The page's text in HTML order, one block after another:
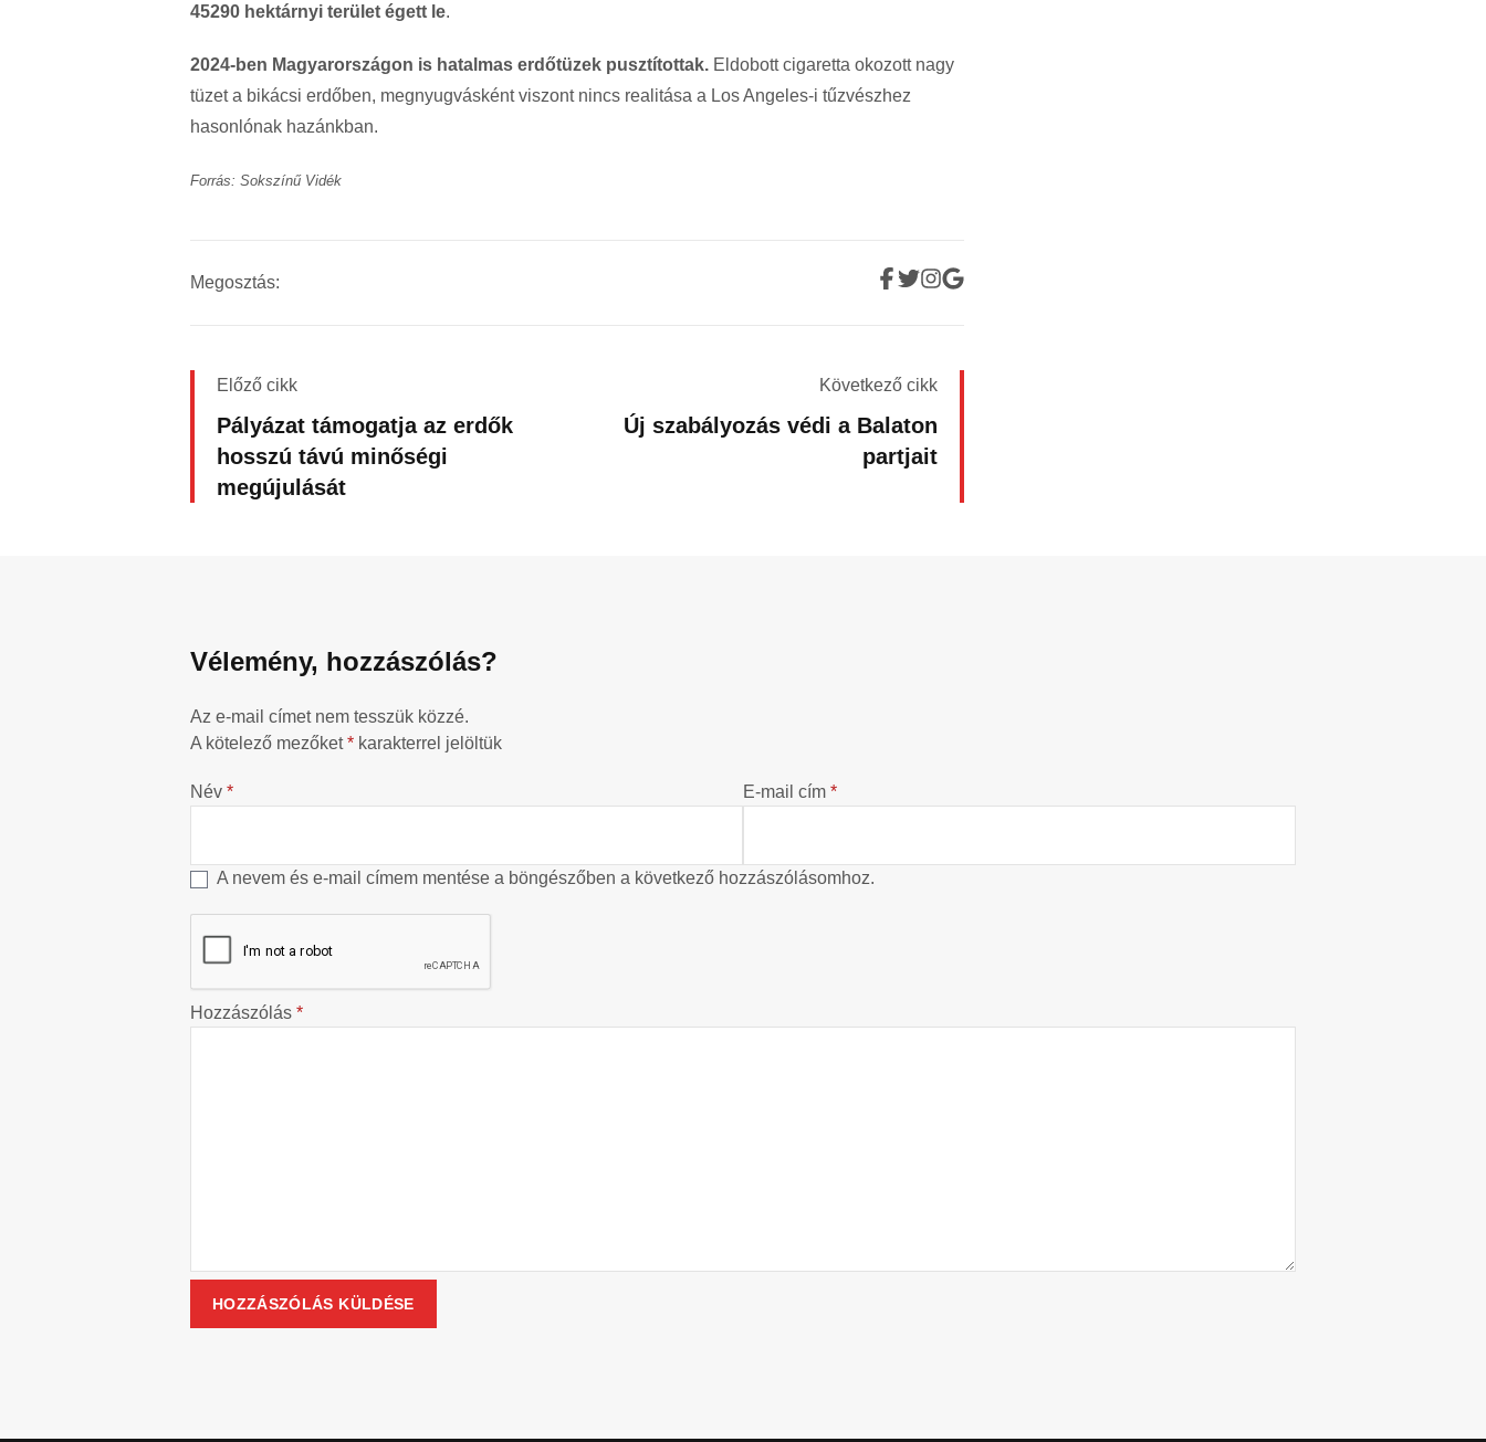
45290 hektárnyi terület égett le.
2024-ben Magyarországon is hatalmas erdőtüzek pusztítottak. Eldobott cigaretta okozott nagy
tüzet a bikácsi erdőben, megnyugvásként viszont nincs realitása a Los Angeles-i tűzvészhez
hasonlónak hazánkban.
Forrás: Sokszínű Vidék
Megosztás:
Előző cikk
Pályázat támogatja az erdők
hosszú távú minőségi
megújulását
Következő cikk
Új szabályozás védi a Balaton
partjait
Vélemény, hozzászólás?
Az e-mail címet nem tesszük közzé.
A kötelező mezőket* karakterrel jelöltük
Név * E-mail cím *
A nevem és e-mail címem mentése a böngészőben a következő hozzászólásomhoz.
Hozzászólás *